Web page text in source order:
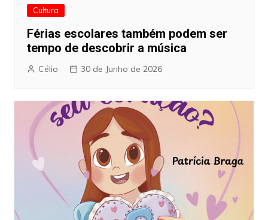
Cultura
Férias escolares também podem ser
tempo de descobrir a música
Célio 30 de Junho de 2026